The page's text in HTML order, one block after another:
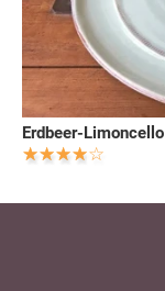
Erdbeer-Limoncello